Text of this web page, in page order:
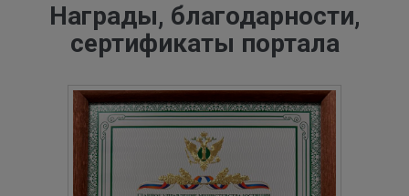
Награды, благодарности,
сертификаты портала